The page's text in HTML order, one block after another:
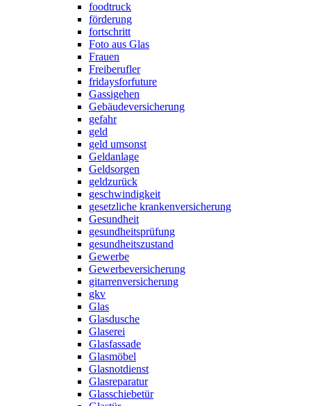
foodtruck
förderung
fortschritt
Foto aus Glas
Frauen
Freiberufler
fridaysforfuture
Gassigehen
Gebäudeversicherung
gefahr
geld
geld umsonst
Geldanlage
Geldsorgen
geldzurück
geschwindigkeit
gesetzliche krankenversicherung
Gesundheit
gesundheitsprüfung
gesundheitszustand
Gewerbe
Gewerbeversicherung
gitarrenversicherung
gkv
Glas
Glasdusche
Glaserei
Glasfassade
Glasmöbel
Glasnotdienst
Glasreparatur
Glasschiebetür